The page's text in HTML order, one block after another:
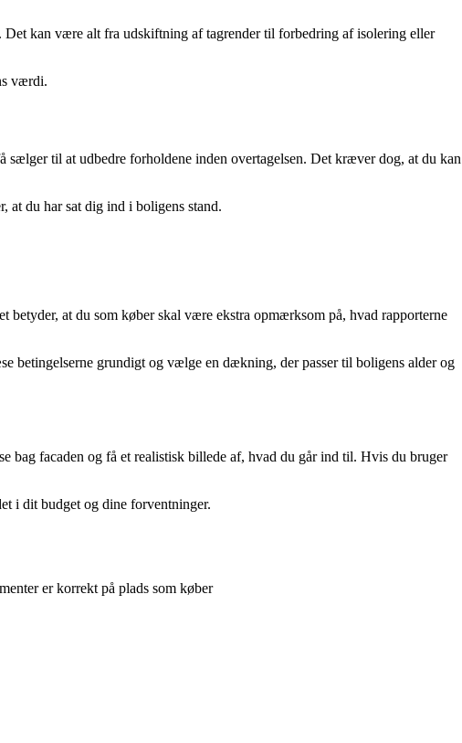
kan være alt fra udskiftning af tagrender til forbedring af isolering eller
værdi.
til at udbedre forholdene inden overtagelsen. Det kræver dog, at du kan
at du har sat dig ind i boligens stand.
at du som køber skal være ekstra opmærksom på, hvad rapporterne
betingelserne grundigt og vælge en dækning, der passer til boligens alder og
bag facaden og få et realistisk billede af, hvad du går ind til. Hvis du bruger
i dit budget og dine forventninger.
er korrekt på plads som køber